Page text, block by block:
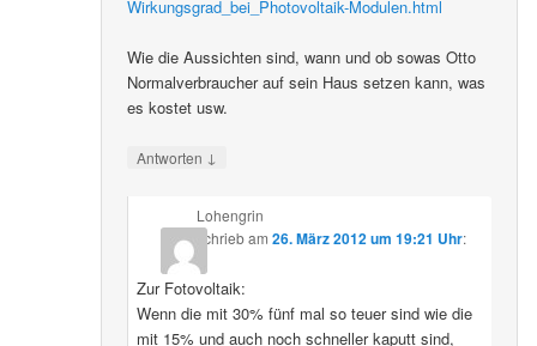
Wirkungsgrad_bei_Photovoltaik-Modulen.html
Wie die Aussichten sind, wann und ob sowas Otto
Normalverbraucher auf sein Haus setzen kann, was
es kostet usw.
Antworten ↓
Lohengrin
schriebam 26. März 2012 um 19:21 Uhr:
Zur Fotovoltaik:
Wenn die mit 30% fünf mal so teuer sind wie die
mit 15% und auch noch schneller kaputt sind,